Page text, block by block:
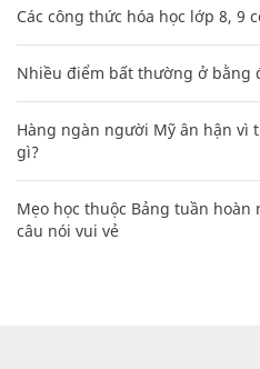
Các công thức hóa học lớp 8, 9
Nhiều điểm bất thường ở bằng
Hàng ngàn người Mỹ ân hận vì
gì?
Mẹo học thuộc Bảng tuần
câu nói vui vẻ